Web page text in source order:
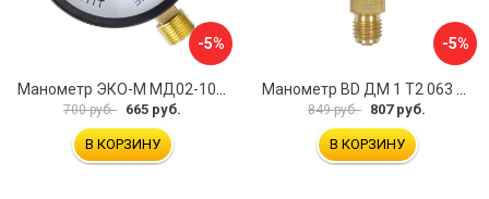
-5%
700 руб. 665 руб.
В КОРЗИНУ
-5%
849 руб. 807 руб.
В КОРЗИНУ